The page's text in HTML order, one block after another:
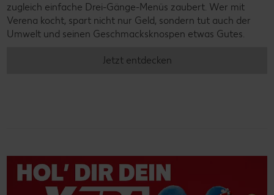
zugleich einfache Drei-Gänge-Menüs zaubert. Wer mit
Verena kocht, spart nicht nur Geld, sondern tut auch der
Umwelt und seinen Geschmacksknospen etwas Gutes.
Jetzt entdecken